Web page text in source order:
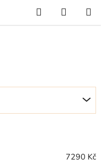
Hledat
KOŠÍK
7290 Kč